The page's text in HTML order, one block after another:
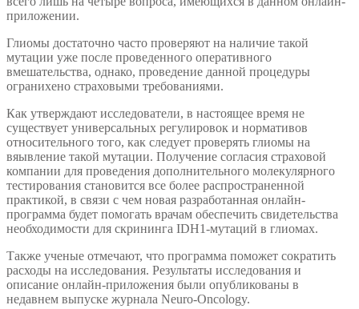
приложении.
Глиомы достаточно часто проверяют на наличие такой
мутации уже после проведенного оперативного
вмешательства, однако, проведение данной процедуры
огранихено страховыми требованиями.
Как утверждают исследователи, в настоящее время не
существует универсальных регулировок и нормативов
относительного того, как следует проверять глиомы на
вяывление такой мутации. Получение согласия страховой
компании для проведения дополнительного молекулярного
тестирования становится все более распространенной
практикой, в связи с чем новая разработанная онлайн-
программа будет помогать врачам обеспечить свидетельства
необходимости для скрининга IDH1-мутаций в глиомах.
Также ученые отмечают, что программа поможет сократить
расходы на исследования. Результаты исследования и
описание онлайн-приложения были опубликованы в
недавнем выпуске журнала Neuro-Oncology.